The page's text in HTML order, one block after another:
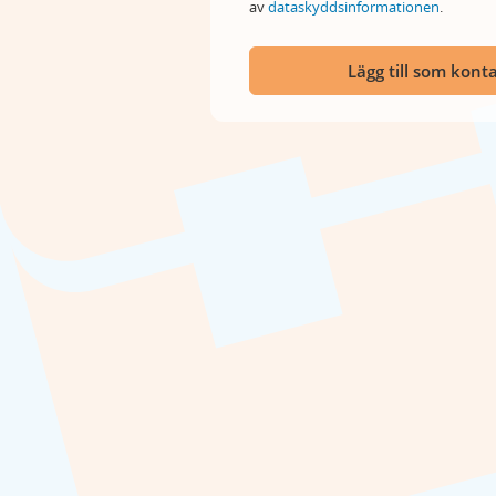
avdataskyddsinformationen.
Lägg till som